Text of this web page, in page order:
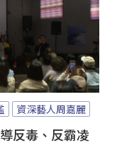
資深藝人周嘉麗
反毒、反霸凌